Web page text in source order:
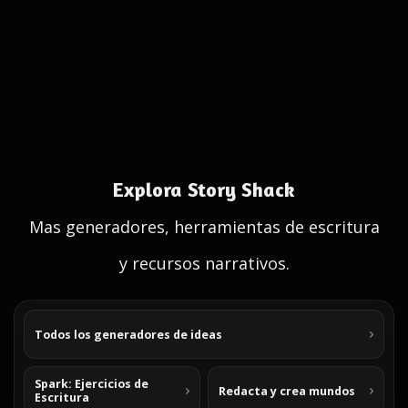
Explora Story Shack
Mas generadores, herramientas de escritura
y recursos narrativos.
Todos los generadores de ideas
Spark: Ejercicios de
Escritura
Redacta y crea mundos